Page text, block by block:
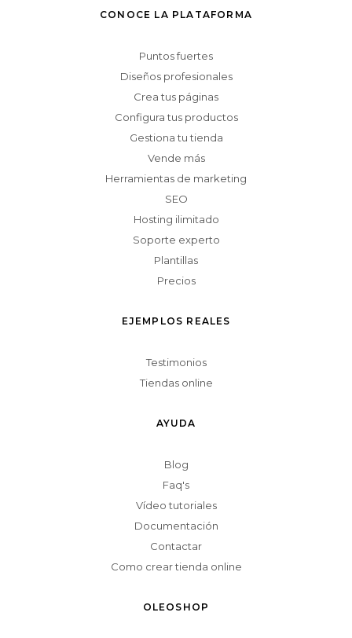
CONOCE LA PLATAFORMA
Puntos fuertes
Diseños profesionales
Crea tus páginas
Configura tus productos
Gestiona tu tienda
Vende más
Herramientas de marketing
SEO
Hosting ilimitado
Soporte experto
Plantillas
Precios
EJEMPLOS REALES
Testimonios
Tiendas online
AYUDA
Blog
Faq's
Vídeo tutoriales
Documentación
Contactar
Como crear tienda online
OLEOSHOP